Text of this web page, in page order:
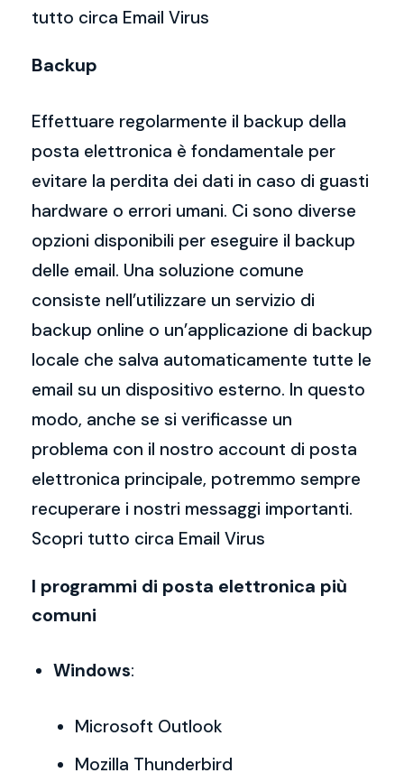
tutto circa Email Virus
Backup
Effettuare regolarmente il backup della
posta elettronica è fondamentale per
evitare la perdita dei dati in caso di guasti
hardware o errori umani. Ci sono diverse
opzioni disponibili per eseguire il backup
delle email. Una soluzione comune
consiste nell’utilizzare un servizio di
backup online o un’applicazione di backup
locale che salva automaticamente tutte le
email su un dispositivo esterno. In questo
modo, anche se si verificasse un
problema con il nostro account di posta
elettronica principale, potremmo sempre
recuperare i nostri messaggi importanti.
Scopri tutto circa Email Virus
I programmi di posta elettronica più
comuni
Windows:
Microsoft Outlook
Mozilla Thunderbird